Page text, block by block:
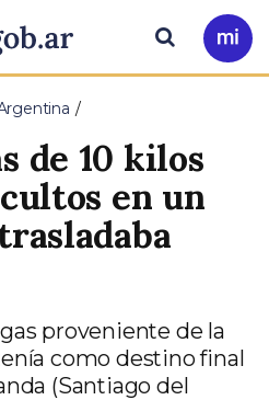
Ir
a
Buscar
de 10 kilos
en un
proveniente de la
como destino final
(Santiago del